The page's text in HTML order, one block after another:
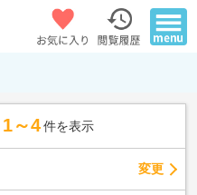
1～4 件を表示
変更